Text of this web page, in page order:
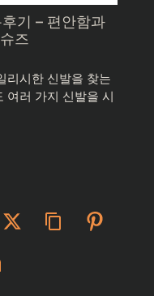
기 – 편안함과
즈
리시한 신발을 찾는
여러 가지 신발을 시